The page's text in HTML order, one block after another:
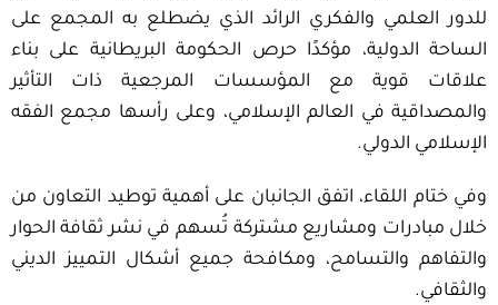
للدور العلمي والفكري الرائد الذي يضطلع به المجمع على
الساحة الدولية، مؤكدًا حرص الحكومة البريطانية على بناء
علاقات قوية مع المؤسسات المرجعية ذات التأثير
والمصداقية في العالم الإسلامي، وعلى رأسها مجمع الفقه
الإسلامي الدولي.
وفي ختام اللقاء، اتفق الجانبان على أهمية توطيد التعاون من
خلال مبادرات ومشاريع مشتركة تُسهم في نشر ثقافة الحوار
والتفاهم والتسامح، ومكافحة جميع أشكال التمييز الديني
والثقافي.